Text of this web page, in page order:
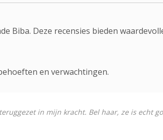
Biba. Deze recensies bieden
en verwachtingen.
in mijn kracht. Bel haar, ze is echt